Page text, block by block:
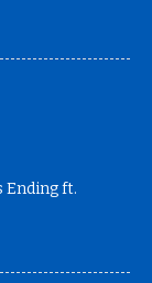
Ending ft.